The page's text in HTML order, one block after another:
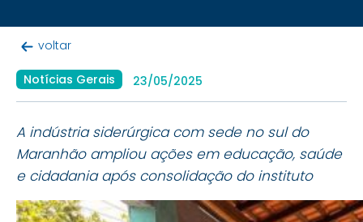
voltar
Notícias Gerais 23/05/2025
A indústria siderúrgica com sede no sul do
Maranhão ampliou ações em educação, saúde
e cidadania após consolidação do instituto